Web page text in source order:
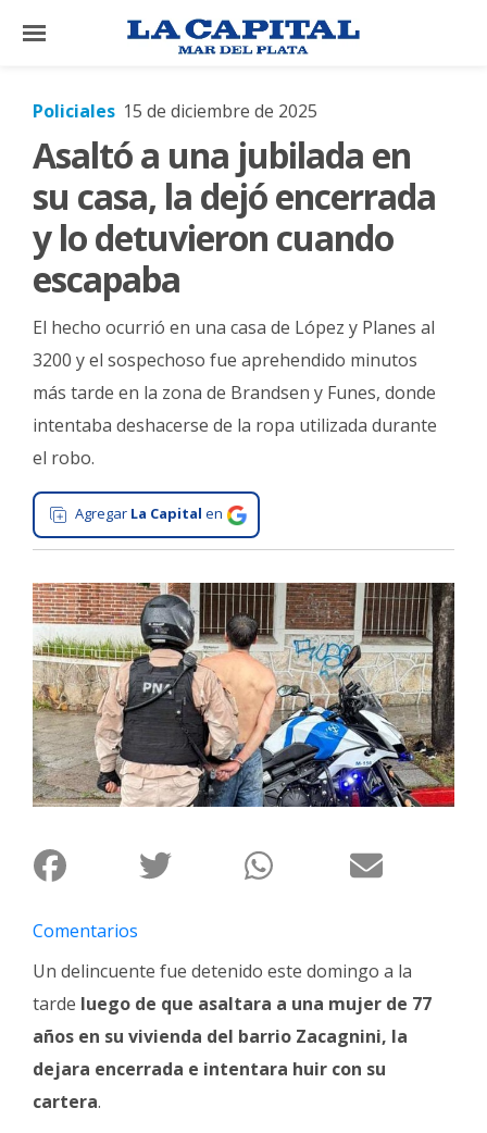
×
El
Mundo
La
Cultura
Tecnología
Gastronomía
Interés
General
La
Ciudad
Deportes
Arte
y
Espectáculos
Policiales
Fotos
de
Clasificados
Fúnebres
Policiales 15 de diciembre de 2025
Asaltó a una jubilada en
su casa, la dejó encerrada
y lo detuvieron cuando
escapaba
El hecho ocurrió en una casa de López y Planes al
3200 y el sospechoso fue aprehendido minutos
más tarde en la zona de Brandsen y Funes, donde
intentaba deshacerse de la ropa utilizada durante
el robo.
Agregar La Capital en
Comentarios
Un delincuente fue detenido este domingo a la
tarde luego de que asaltara a una mujer de 77
años en su vivienda del barrio Zacagnini, la
dejara encerrada e intentara huir con su
cartera.